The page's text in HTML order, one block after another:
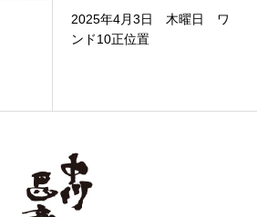
2025年4月3日 木曜日 ワ
ンド10正位置